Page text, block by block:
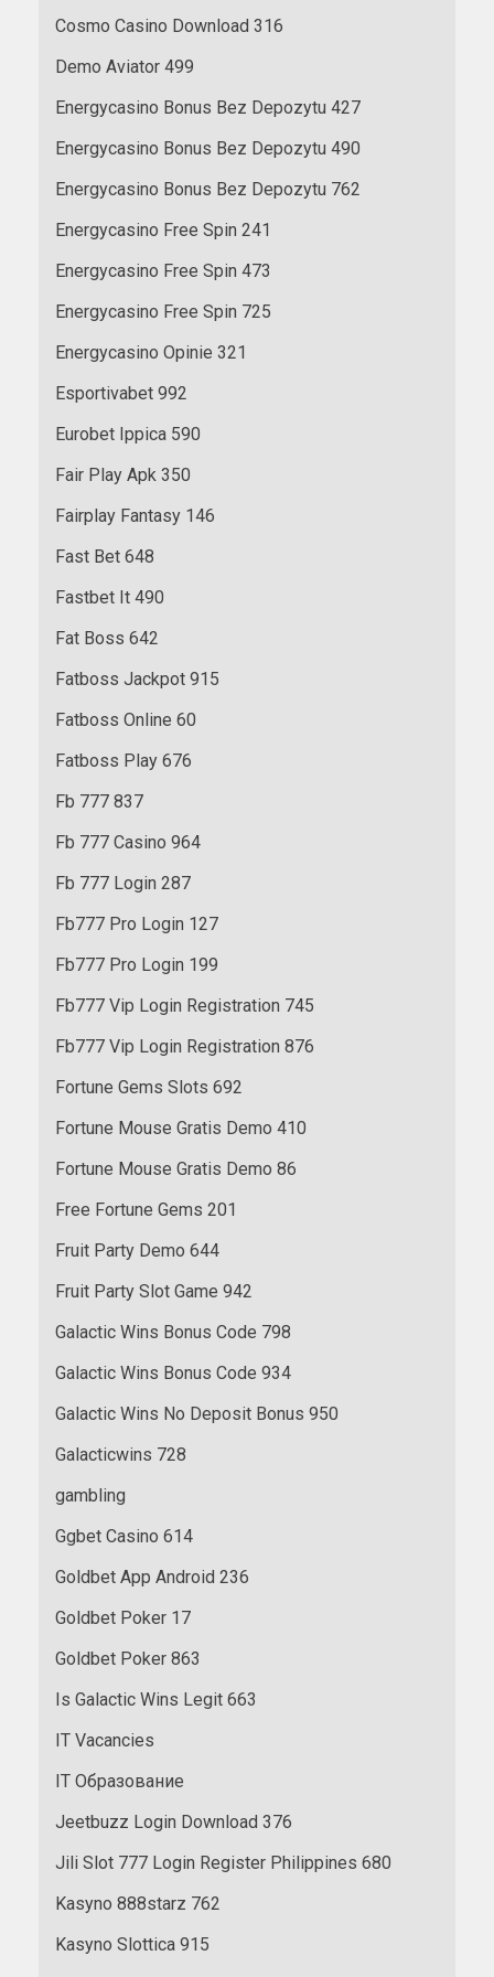
Cosmo Casino Download 316
Demo Aviator 499
Energycasino Bonus Bez Depozytu 427
Energycasino Bonus Bez Depozytu 490
Energycasino Bonus Bez Depozytu 762
Energycasino Free Spin 241
Energycasino Free Spin 473
Energycasino Free Spin 725
Energycasino Opinie 321
Esportivabet 992
Eurobet Ippica 590
Fair Play Apk 350
Fairplay Fantasy 146
Fast Bet 648
Fastbet It 490
Fat Boss 642
Fatboss Jackpot 915
Fatboss Online 60
Fatboss Play 676
Fb 777 837
Fb 777 Casino 964
Fb 777 Login 287
Fb777 Pro Login 127
Fb777 Pro Login 199
Fb777 Vip Login Registration 745
Fb777 Vip Login Registration 876
Fortune Gems Slots 692
Fortune Mouse Gratis Demo 410
Fortune Mouse Gratis Demo 86
Free Fortune Gems 201
Fruit Party Demo 644
Fruit Party Slot Game 942
Galactic Wins Bonus Code 798
Galactic Wins Bonus Code 934
Galactic Wins No Deposit Bonus 950
Galacticwins 728
gambling
Ggbet Casino 614
Goldbet App Android 236
Goldbet Poker 17
Goldbet Poker 863
Is Galactic Wins Legit 663
IT Vacancies
IT Образование
Jeetbuzz Login Download 376
Jili Slot 777 Login Register Philippines 680
Kasyno 888starz 762
Kasyno Slottica 915